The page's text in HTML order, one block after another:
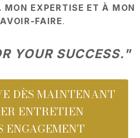
MON EXPERTISE ET À MON
FAIRE.
YOUR SUCCESS."
DÈS MAINTENANT
ENTRETIEN
ENGAGEMENT